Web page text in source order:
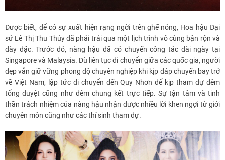
Được biết, để có sự xuất hiện rạng ngời trên ghế nóng, Hoa hậu Đại
sứ Lê Thị Thu Thủy đã phải trải qua một lịch trình vô cùng bận rộn và
dày đặc. Trước đó, nàng hậu đã có chuyến công tác dài ngày tại
Singapore và Malaysia. Dù liên tục di chuyển giữa các quốc gia, người
đẹp vẫn giữ vững phong độ chuyên nghiệp khi kịp đáp chuyến bay trở
về Việt Nam, lập tức di chuyển đến Quy Nhơn để kịp tham dự đêm
tổng duyệt cũng như đêm chung kết trực tiếp. Sự tận tâm và tinh
thần trách nhiệm của nàng hậu nhận được nhiều lời khen ngợi từ giới
chuyên môn cũng như các thí sinh tham dự.